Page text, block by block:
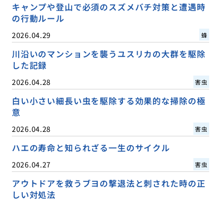
キャンプや登山で必須のスズメバチ対策と遭遇時
の行動ルール
2026.04.29 蜂
川沿いのマンションを襲うユスリカの大群を駆除
した記録
2026.04.28 害虫
白い小さい細長い虫を駆除する効果的な掃除の極
意
2026.04.28 害虫
ハエの寿命と知られざる一生のサイクル
2026.04.27 害虫
アウトドアを救うブヨの撃退法と刺された時の正
しい対処法